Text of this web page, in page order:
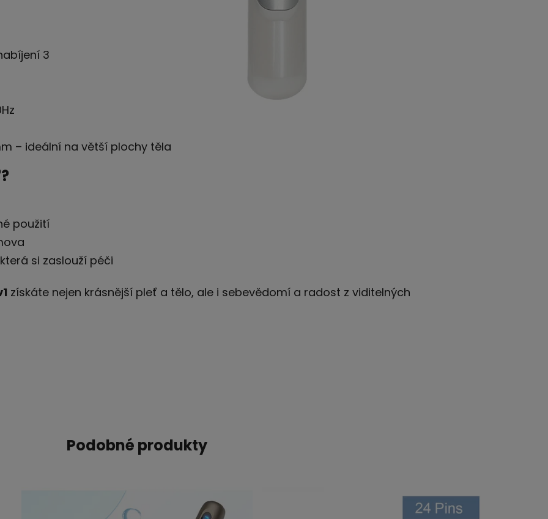
3
– ideální na větší plochy těla
použití
si zaslouží péči
získáte nejen krásnější pleť a tělo, ale i sebevědomí a radost z viditelných
Podobné produkty